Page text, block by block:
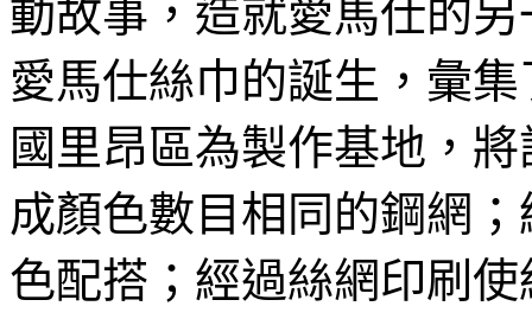
動故事，造就愛馬仕的
愛馬仕絲巾的誕生，彙
國里昂區為製作基地，
成顏色數目相同的鋼網
色配搭；經過絲網印刷